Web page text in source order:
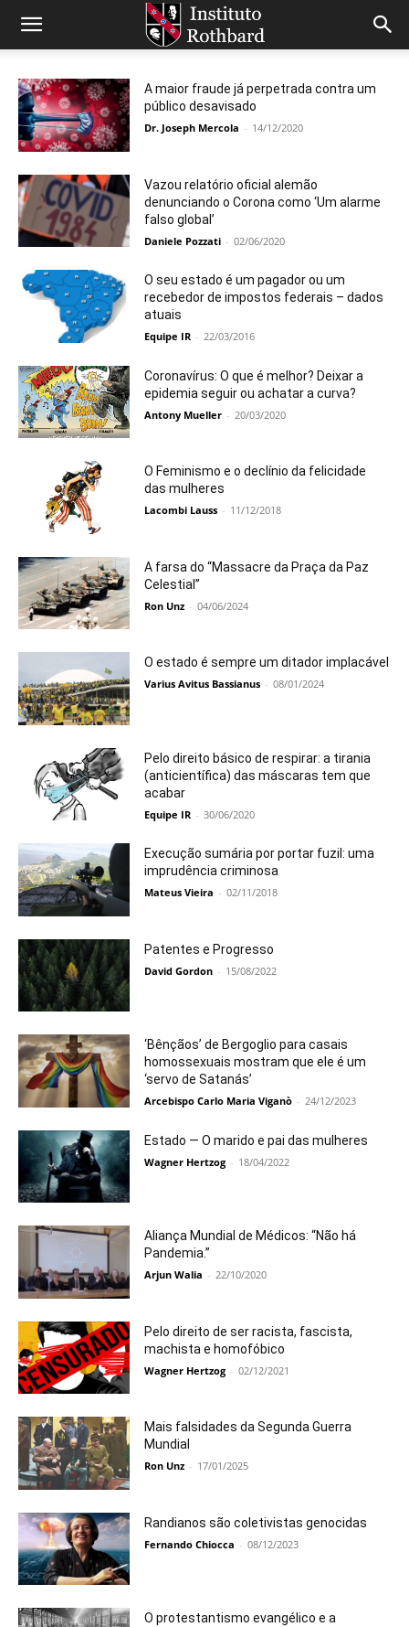
A maior fraude já perpetrada contra um
público desavisado
Dr. Joseph Mercola - 14/12/2020
Vazou relatório oficial alemão
denunciando o Corona como ‘Um alarme
falso global’
Daniele Pozzati - 02/06/2020
O seu estado é um pagador ou um
recebedor de impostos federais – dados
atuais
Equipe IR - 22/03/2016
Coronavírus: O que é melhor? Deixar a
epidemia seguir ou achatar a curva?
Antony Mueller - 20/03/2020
O Feminismo e o declínio da felicidade
das mulheres
Lacombi Lauss - 11/12/2018
A farsa do “Massacre da Praça da Paz
Celestial”
Ron Unz - 04/06/2024
O estado é sempre um ditador implacável
Varius Avitus Bassianus - 08/01/2024
Pelo direito básico de respirar: a tirania
(anticientífica) das máscaras tem que
acabar
Equipe IR - 30/06/2020
Execução sumária por portar fuzil: uma
imprudência criminosa
Mateus Vieira - 02/11/2018
Patentes e Progresso
David Gordon - 15/08/2022
‘Bênçãos’ de Bergoglio para casais
homossexuais mostram que ele é um
‘servo de Satanás’
Arcebispo Carlo Maria Viganò - 24/12/2023
Estado — O marido e pai das mulheres
Wagner Hertzog - 18/04/2022
Aliança Mundial de Médicos: “Não há
Pandemia.”
Arjun Walia - 22/10/2020
Pelo direito de ser racista, fascista,
machista e homofóbico
Wagner Hertzog - 02/12/2021
Mais falsidades da Segunda Guerra
Mundial
Ron Unz - 17/01/2025
Randianos são coletivistas genocidas
Fernando Chiocca - 08/12/2023
O protestantismo evangélico e a